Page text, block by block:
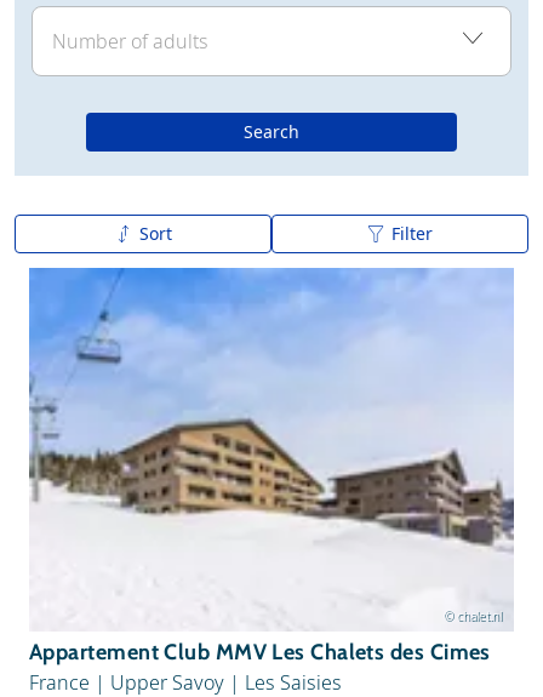
Search
Sort Filter
A to Z
© chalet.nl
Appartement Club MMV Les Chalets des Cimes
France | Upper Savoy | Les Saisies